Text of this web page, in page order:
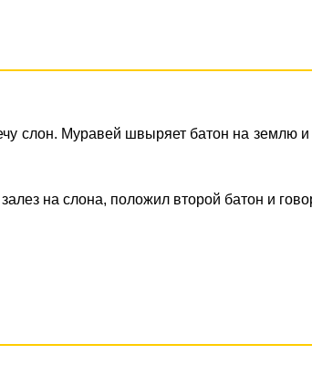
слон. Муравей швыряет батон на землю и
на слона, положил второй батон и